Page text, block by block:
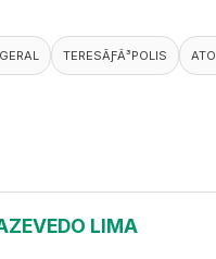
TERESÃƑÂ³POLIS
LIMA